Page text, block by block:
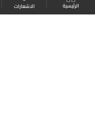
الرئيسية الاشعارات
موقع البرامج